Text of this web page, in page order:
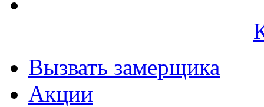
Вызвать замерщика
Акции